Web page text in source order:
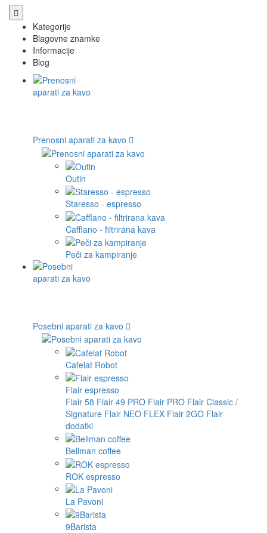
Kategorije
Blagovne znamke
Informacije
Blog
Prenosni aparati za kavo
Outin
Staresso - espresso
Cafflano - filtrirana kava
Peči za kampiranje
Posebni aparati za kavo
Cafelat Robot
Flair espresso
Flair 58 Flair 49 PRO Flair PRO Flair Classic /
Signature Flair NEO FLEX Flair 2GO Flair
dodatki
Bellman coffee
ROK espresso
La Pavoni
9Barista